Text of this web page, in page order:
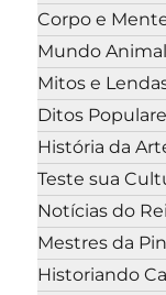
Corpo e
Mundo Animal
Mitos e
Ditos
História da
Teste sua
Notícias do
Mestres da
Historiando